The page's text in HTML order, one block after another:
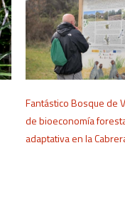
Fantástico Bosque de
de bioeconomía
adaptativa en la